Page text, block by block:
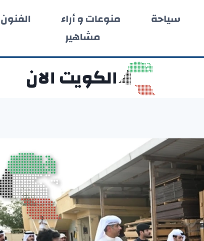
سياحة منوعات و أراء الفنون
مشاهير
الكويت الان